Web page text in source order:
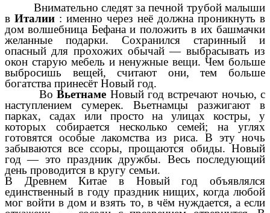
Внимательно следят за печной трубой малыши
в Италии : именно через неё должна проникнуть в
дом волшебница Бефана и положить в их башмачки
желанные подарки. Сохранился старинный и
опасный для прохожих обычай — выбрасывать из
окон старую мебель и ненужные вещи. Чем больше
выбросишь вещей, считают они, тем больше
богатства принесёт Новый год.
ВоВьетнаме Новый год встречают ночью, с
наступлением сумерек. Вьетнамцы разжигают в
парках, садах или просто на улицах костры, у
которых собирается несколько семей; на углях
готовятся особые лакомства из риса. В эту ночь
забываются все ссоры, прощаются обиды. Новый
год — это праздник дружбы. Весь последующий
день проводится в кругу семьи.
В Древнем Китае в Новый год объявлялся
единственный в году праздник нищих, когда любой
мог войти в дом и взять то, в чём нуждается, а если